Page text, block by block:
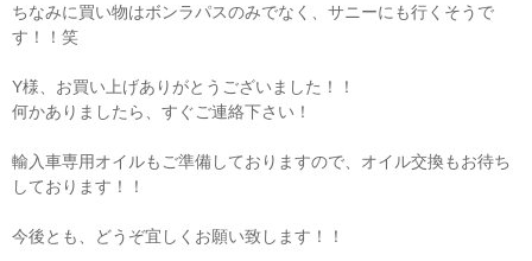
ちなみに買い物はボンラパスのみでなく、サニーにも行くそうで
す！！笑
Y様、お買い上げありがとうございました！！
何かありましたら、すぐご連絡下さい！
輸入車専用オイルもご準備しておりますので、オイル交換もお待ち
しております！！
今後とも、どうぞ宜しくお願い致します！！